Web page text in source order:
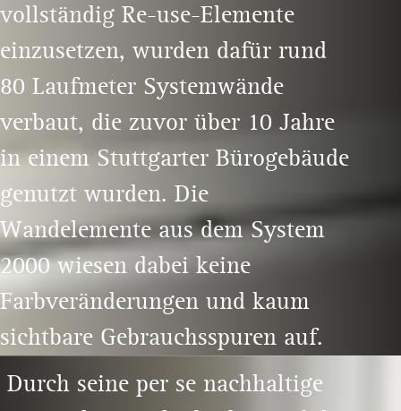
vollständig Re-use-Elemente
einzusetzen, wurden dafür rund
80 Laufmeter Systemwände
verbaut, die zuvor über 10 Jahre
in einem Stuttgarter Bürogebäude
genutzt wurden. Die
Wandelemente aus dem System
2000 wiesen dabei keine
Farbveränderungen und kaum
sichtbare Gebrauchsspuren auf.
Durch seine per se nachhaltige